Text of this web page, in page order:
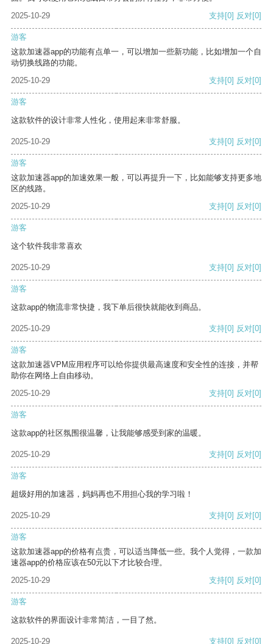
2025-10-29
支持[0] 反对[0]
游客
这款加速器app的功能有点单一，可以增加一些新功能，比如增加一个自
动切换线路的功能。
2025-10-29
支持[0] 反对[0]
游客
这款软件的设计非常人性化，使用起来非常舒服。
2025-10-29 支持[0] 反对[0]
游客
这款加速器app的加速效果一般，可以再提升一下，比如能够支持更多地
区的线路。
2025-10-29
支持[0] 反对[0]
游客
这个软件我非常喜欢
2025-10-29 支持[0] 反对[0]
游客
这款app的物流非常快捷，我下单后很快就能收到商品。
2025-10-29 支持[0] 反对[0]
游客
这款加速器VPM应用程序可以给你提供最高速度和安全性的连接，并帮
助你在网络上自由移动。
2025-10-29
支持[0] 反对[0]
游客
这款app的社区氛围很温馨，让我能够感受到家的温暖。
2025-10-29 支持[0] 反对[0]
游客
超级好用的加速器，妈妈再也不用担心我的学习啦！
2025-10-29 支持[0] 反对[0]
游客
这款加速器app的价格有点贵，可以适当降低一些。我个人觉得，一款加
速器app的价格应该在50元以下才比较合理。
2025-10-29
支持[0] 反对[0]
游客
这款软件的界面设计非常简洁，一目了然。
2025-10-29 支持[0] 反对[0]